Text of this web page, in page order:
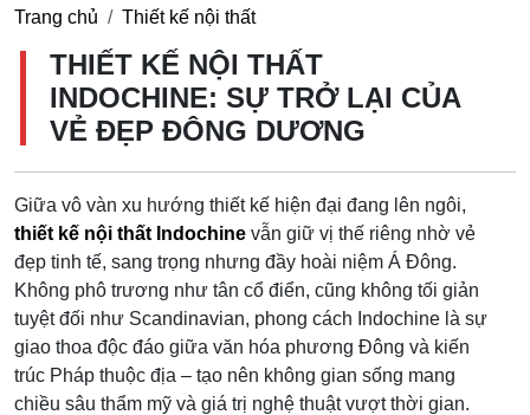
Trang chủ Thiết kế nội thất
THIẾT KẾ NỘI THẤT
INDOCHINE: SỰ TRỞ LẠI CỦA
VẺ ĐẸP ĐÔNG DƯƠNG
Giữa vô vàn xu hướng thiết kế hiện đại đang lên ngôi,
thiết kế nội thất Indochine vẫn giữ vị thế riêng nhờ vẻ
đẹp tinh tế, sang trọng nhưng đầy hoài niệm Á Đông.
Không phô trương như tân cổ điển, cũng không tối giản
tuyệt đối như Scandinavian, phong cách Indochine là sự
giao thoa độc đáo giữa văn hóa phương Đông và kiến
trúc Pháp thuộc địa – tạo nên không gian sống mang
chiều sâu thẩm mỹ và giá trị nghệ thuật vượt thời gian.